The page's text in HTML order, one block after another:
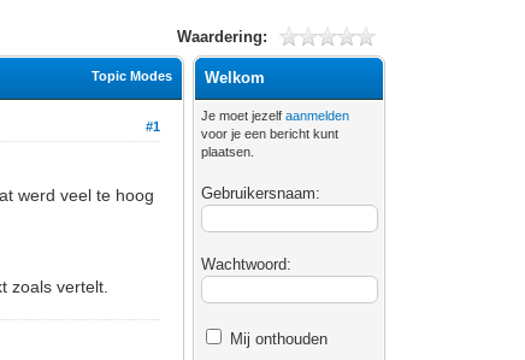
Waardering:
Topic Modes
#1
werd veel te hoog
zoals vertelt.
Welkom
Je moet jezelfaanmelden
voor je een bericht kunt
plaatsen.
Gebruikersnaam:
Wachtwoord:
Mij onthouden